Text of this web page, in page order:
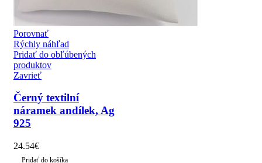
Porovnať
Rýchly náhľad
Pridať do obľúbených
produktov
Zavrieť
Černý textilní
náramek andílek, Ag
925
24.54€
Pridať do košíka